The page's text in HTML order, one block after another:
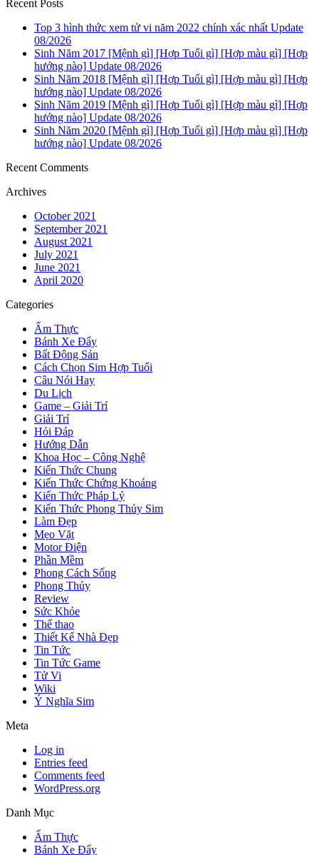
Recent Posts
Top 3 hình thức xem tử vi năm 2022 chính xác nhất Update
08/2026
Sinh Năm 2017 [Mệnh gì] [Hợp Tuổi gì] [Hợp màu gì] [Hợp
hướng nào] Update 08/2026
Sinh Năm 2018 [Mệnh gì] [Hợp Tuổi gì] [Hợp màu gì] [Hợp
hướng nào] Update 08/2026
Sinh Năm 2019 [Mệnh gì] [Hợp Tuổi gì] [Hợp màu gì] [Hợp
hướng nào] Update 08/2026
Sinh Năm 2020 [Mệnh gì] [Hợp Tuổi gì] [Hợp màu gì] [Hợp
hướng nào] Update 08/2026
Recent Comments
Archives
October 2021
September 2021
August 2021
July 2021
June 2021
April 2020
Categories
Ẩm Thực
Bánh Xe Đẩy
Bất Động Sản
Cách Chọn Sim Hợp Tuổi
Câu Nói Hay
Du Lịch
Game – Giải Trí
Giải Trí
Hỏi Đáp
Hướng Dẫn
Khoa Học – Công Nghệ
Kiến Thức Chung
Kiến Thức Chứng Khoáng
Kiến Thức Pháp Lý
Kiến Thức Phong Thủy Sim
Làm Đẹp
Mẹo Vặt
Motor Điện
Phần Mềm
Phong Cách Sống
Phong Thủy
Review
Sức Khỏe
Thể thao
Thiết Kế Nhà Đẹp
Tin Tức
Tin Tức Game
Tử Vi
Wiki
Ý Nghĩa Sim
Meta
Log in
Entries feed
Comments feed
WordPress.org
Danh Mục
Ẩm Thực
Bánh Xe Đẩy